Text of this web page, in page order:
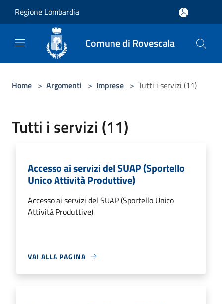
Regione Lombardia
Comune di Rovescala
Home > Argomenti > Imprese > Tutti i servizi (11)
Tutti i servizi (11)
Accesso ai servizi del SUAP (Sportello
Unico Attività Produttive)
Accesso ai servizi del SUAP (Sportello Unico
Attività Produttive)
VAI ALLA PAGINA